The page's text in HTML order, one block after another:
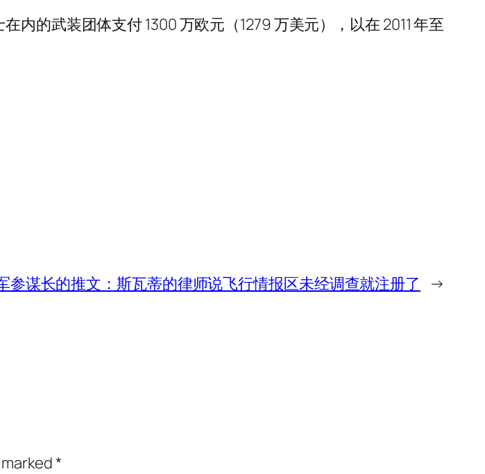
内的武装团体支付 1300 万欧元（1279 万美元），以在 2011 年至
参谋长的推文：斯瓦蒂的律师说飞行情报区未经调查就注册了 →
*